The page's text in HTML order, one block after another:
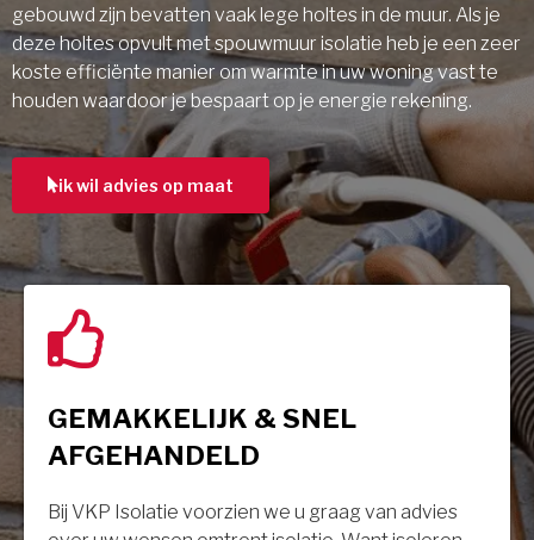
gebouwd zijn bevatten vaak lege holtes in de muur. Als je
deze holtes opvult met spouwmuur isolatie heb je een zeer
koste efficiënte manier om warmte in uw woning vast te
houden waardoor je bespaart op je energie rekening.
ik wil advies op maat
GEMAKKELIJK & SNEL
AFGEHANDELD
Bij VKP Isolatie voorzien we u graag van advies